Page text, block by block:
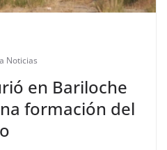
Noticias
en Bariloche
formación del